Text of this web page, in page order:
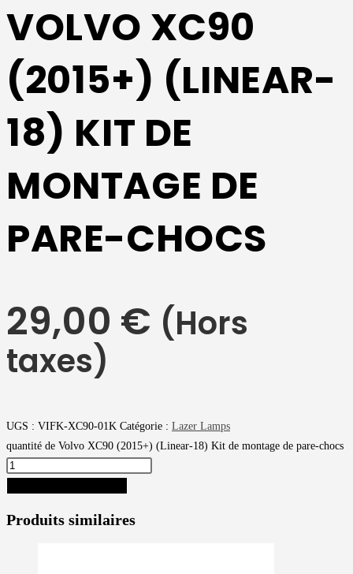
VOLVO XC90
(2015+) (LINEAR-
18) KIT DE
MONTAGE DE
PARE-CHOCS
29,00 € (Hors
taxes)
UGS : VIFK-XC90-01K Catégorie : Lazer Lamps
quantité de Volvo XC90 (2015+) (Linear-18) Kit de montage de pare-chocs
Produits similaires